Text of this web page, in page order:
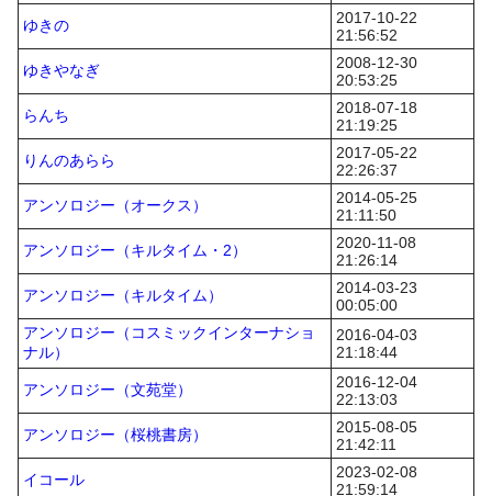
ゆきの
2017-10-22
21:56:52
ゆきやなぎ
2008-12-30
20:53:25
らんち
2018-07-18
21:19:25
りんのあらら
2017-05-22
22:26:37
アンソロジー（オークス）
2014-05-25
21:11:50
アンソロジー（キルタイム・2）
2020-11-08
21:26:14
アンソロジー（キルタイム）
2014-03-23
00:05:00
アンソロジー（コスミックインターナショ
ナル）
2016-04-03
21:18:44
アンソロジー（文苑堂）
2016-12-04
22:13:03
アンソロジー（桜桃書房）
2015-08-05
21:42:11
イコール
2023-02-08
21:59:14